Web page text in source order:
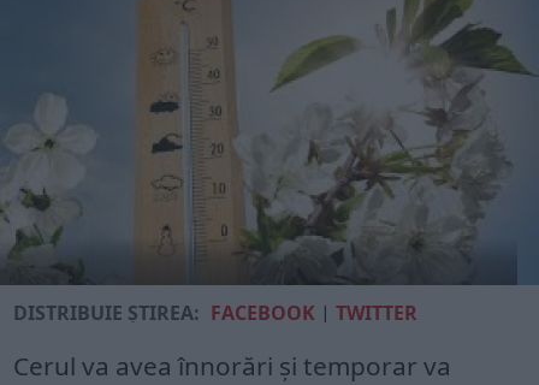
DISTRIBUIE ȘTIREA: FACEBOOK |TWITTER
Cerul va avea înnorări și temporar va